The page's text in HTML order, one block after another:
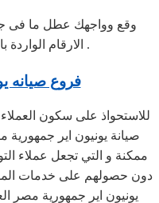
الارقام الواردة بالموقع المخصص بالصيانة .
فروع صيانه
للاستحواذ على سكون
صيانة يونيون اير جمهورية
ممكنة و التي تجعل عملاء
دون حصولهم على خدمات
يونيون اير جمهورية مصر